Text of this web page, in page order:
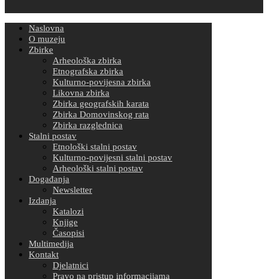
Naslovna
O muzeju
Zbirke
Arheološka zbirka
Etnografska zbirka
Kulturno-povijesna zbirka
Likovna zbirka
Zbirka geografskih karata
Zbirka Domovinskog rata
Zbirka razglednica
Stalni postav
Etnološki stalni postav
Kulturno-povijesni stalni postav
Arheološki stalni postav
Događanja
Newsletter
Izdanja
Katalozi
Knjige
Časopisi
Multimedija
Kontakt
Djelatnici
Pravo na pristup informacijama